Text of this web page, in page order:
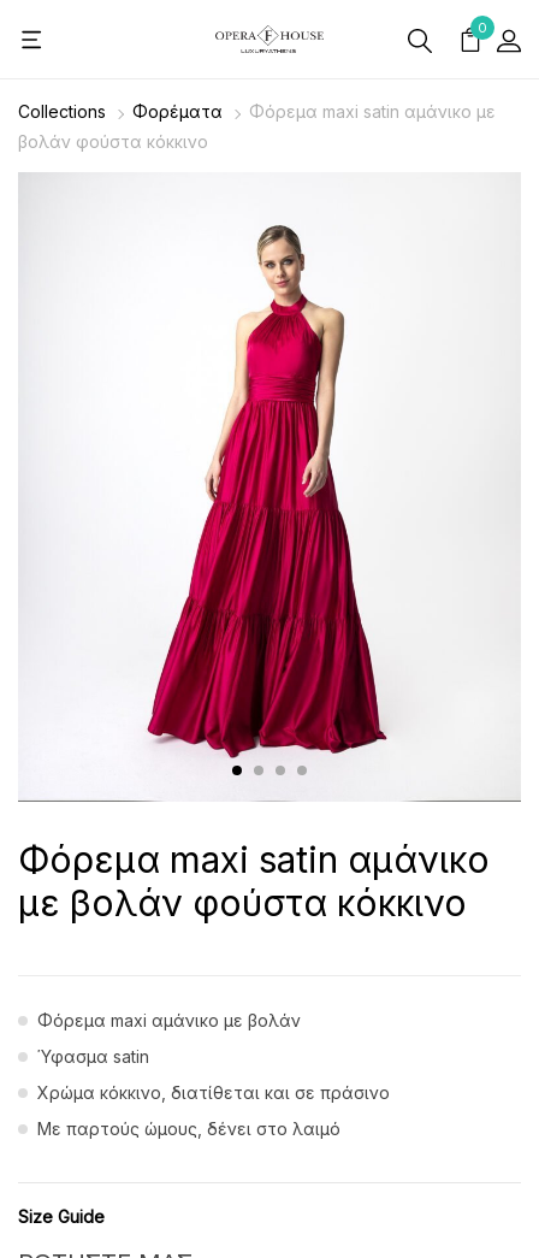
0
Collections Φορέματα
Φόρεμα maxi satin αμάνικο με
βολάν φούστα κόκκινο
Φόρεμα maxi satin αμάνικο
με βολάν φούστα κόκκινο
Φόρεμα maxi αμάνικο με βολάν
Ύφασμα satin
Χρώμα κόκκινο, διατίθεται και σε πράσινο
Με παρτούς ώμους, δένει στο λαιμό
Size Guide